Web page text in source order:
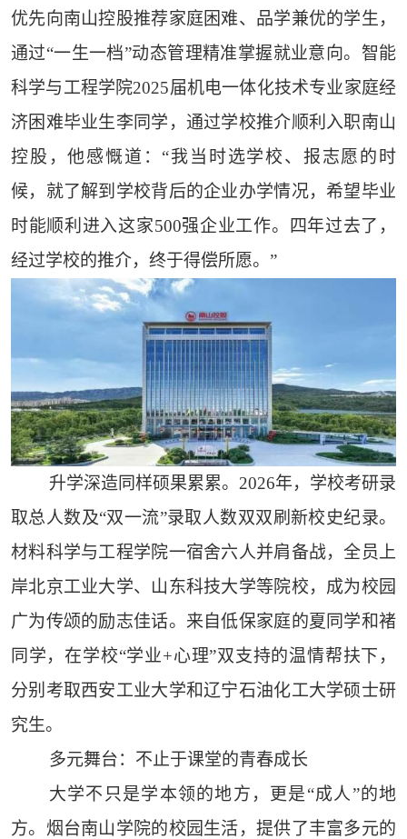
优先向南山控股推荐家庭困难、品学兼优的学生，
通过“一生一档”动态管理精准掌握就业意向。智能
科学与工程学院2025届机电一体化技术专业家庭经
济困难毕业生李同学，通过学校推介顺利入职南山
控股，他感慨道：“我当时选学校、报志愿的时
候，就了解到学校背后的企业办学情况，希望毕业
时能顺利进入这家500强企业工作。四年过去了，
经过学校的推介，终于得偿所愿。”
升学深造同样硕果累累。2026年，学校考研录
取总人数及“双一流”录取人数双双刷新校史纪录。
材料科学与工程学院一宿舍六人并肩备战，全员上
岸北京工业大学、山东科技大学等院校，成为校园
广为传颂的励志佳话。来自低保家庭的夏同学和褚
同学，在学校“学业+心理”双支持的温情帮扶下，
分别考取西安工业大学和辽宁石油化工大学硕士研
究生。
多元舞台：不止于课堂的青春成长
大学不只是学本领的地方，更是“成人”的地
方。烟台南山学院的校园生活，提供了丰富多元的